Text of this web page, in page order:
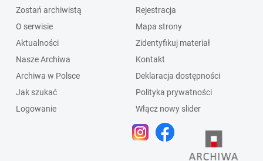
Zostań archiwistą
O serwisie
Aktualności
Nasze Archiwa
Archiwa w Polsce
Jak szukać
Logowanie
Rejestracja
Mapa strony
Zidentyfikuj materiał
Kontakt
Deklaracja dostępności
Polityka prywatności
Włącz nowy slider